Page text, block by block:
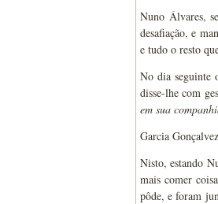
Nuno Álvares,
desafiação, e
e tudo o resto
No dia seguinte
disse-lhe com
em sua
Garcia
Nisto, estando
mais comer
pôde, e foram